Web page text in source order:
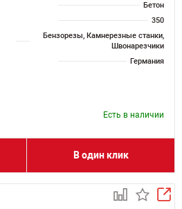
Бетон
350
Бензорезы, Камнерезные станки,
Швонарезчики
Германия
Есть в наличии
В один клик